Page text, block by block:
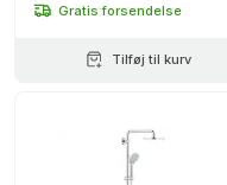
Gratis forsendelse
Tilføj til kurv